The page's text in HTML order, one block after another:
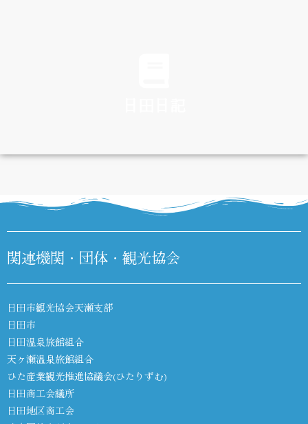
DIARY
関連機関・団体・観光協会
日田市観光協会天瀬支部
日田市
日田温泉旅館組合
天ヶ瀬温泉旅館組合
ひた産業観光推進協議会(ひたりずむ)
日田商工会議所
日田地区商工会